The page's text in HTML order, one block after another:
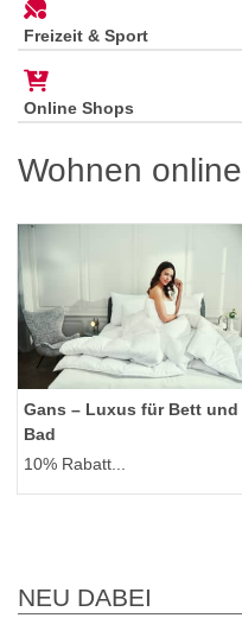
Freizeit & Sport
Online Shops
Wohnen online
Gans – Luxus für Bett und
Bad
10% Rabatt...
NEU DABEI